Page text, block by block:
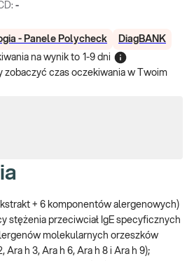
-
- Panele Polycheck
DiagBANK
na wynik to 1-9 dni
zobaczyć czas oczekiwania w Twoim
+ 6 komponentów alergenowych)
stężenia przeciwciał IgE specyficznych
molekularnych orzeszków
Ara h 3, Ara h 6, Ara h 8 i Ara h 9);